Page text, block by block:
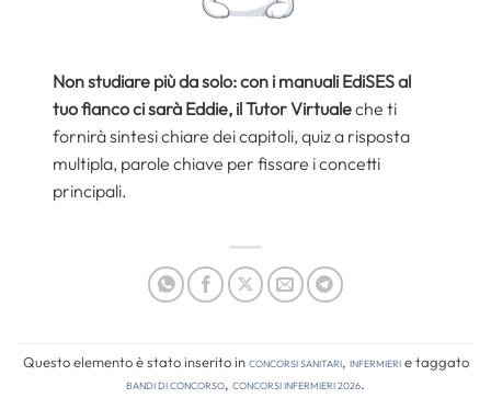
Non studiare più da solo: con i manuali EdiSES al
tuo fianco ci sarà Eddie, il Tutor Virtualeche ti
fornirà sintesi chiare dei capitoli, quiz a risposta
multipla, parole chiave per fissare i concetti
principali.
Questo elemento è stato inserito inConcorsi Sanitari, Infermierie taggato
bandi di concorso, concorsi infermieri 2026.